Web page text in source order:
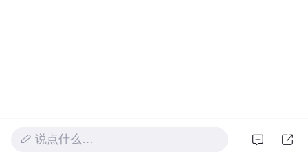
说点什么…